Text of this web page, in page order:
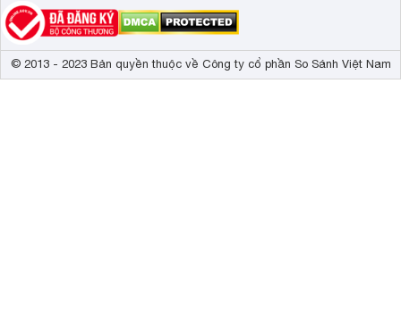
© 2013 - 2023 Bản quyền thuộc về Công ty cổ phần So Sánh Việt Nam